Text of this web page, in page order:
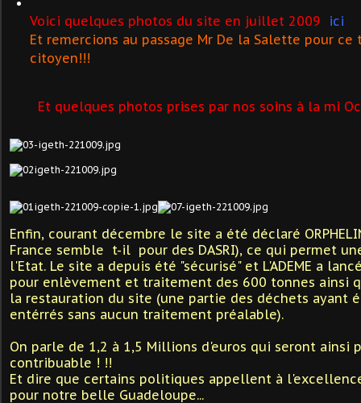
Voici quelques photos du site en juillet 2009
ici
Et remercions au passage Mr De la Salette pour ce
citoyen!!!
Et quelques photos prises par nos soins à la mi
Enfin, courant décembre le site a été déclaré
France semble t-il pour des DASRI), ce qui permet
l'Etat. Le site a depuis été "sécurisé" et L'ADEME a
pour enlèvement et traitement des 600 tonnes ainsi
la restauration du site (une partie des déchets ayant
entérrés sans aucun traitement préalable).
On parle de 1,2 à 1,5 Millions d'euros qui seront ainsi
contribuable ! !!
Et dire que certains politiques appellent à
pour notre belle Guadeloupe...